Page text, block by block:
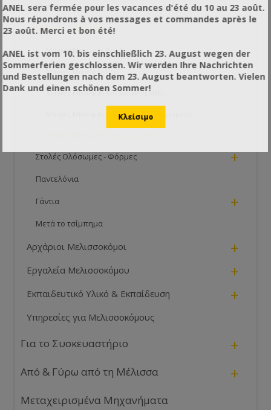
Μάσκες
Μάσκες - Μπουφάν -
Μάσκες Μπουφάν Pro Supreme
Μάσκες Μπουφάν Pro
Μάσκες Μπουφάν Αστροναύτη ANEL
Μάσκες Μπουφάν Αστροναύτη με Αερισμούς
Στολές Ολόσωμες - Φόρμες +
Παντελόνια
Γάντια +
Μετά το τσίμπημα
Αρχάριοι Μελισσοκόμοι +
Εργαλεία Μελισσοκόμου +
Εκπαιδευτικό Υλικό & Εκπαίδευση +
Υπηρεσίες για Μελισσοκόμους
Για το Συσκευαστήριο +
Από & Γύρω από τη Μέλισσα +
Μεταχειρισμένα Μηχανήματα
ANEL sera fermée pour les vacances d'été du 10 au 23 août.
Nous répondrons à vos messages et commandes après le
23 août. Merci et bon été!
ANEL ist vom 10. bis einschließlich 23. August wegen der
Sommerferien geschlossen. Wir werden Ihre Nachrichten
und Bestellungen nach dem 23. August beantworten. Vielen
Dank und einen schönen Sommer!